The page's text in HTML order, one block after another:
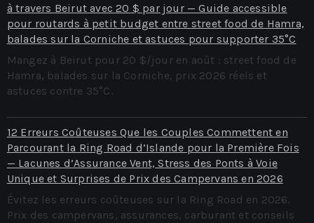
à travers Beirut avec 20 $ par jour — Guide accessible
pour routards à petit budget entre street food de Hamra,
balades sur la Corniche et astuces pour supporter 35°C
Mangez à Beirut pour 20 $/jour en août : street food de
Hamra, balades sur la Corniche, prix 2026 réels et
astuces contre 35°C.
12 Erreurs Coûteuses Que les Couples Commettent en
Parcourant la Ring Road d’Islande pour la Première Fois
— Lacunes d’Assurance Vent, Stress des Ponts à Voie
Unique et Surprises de Prix des Campervans en 2026
Évitez les erreurs coûteuses sur la Ring Road en 2026.
Prix des campervans, assurances, carburant et conseils